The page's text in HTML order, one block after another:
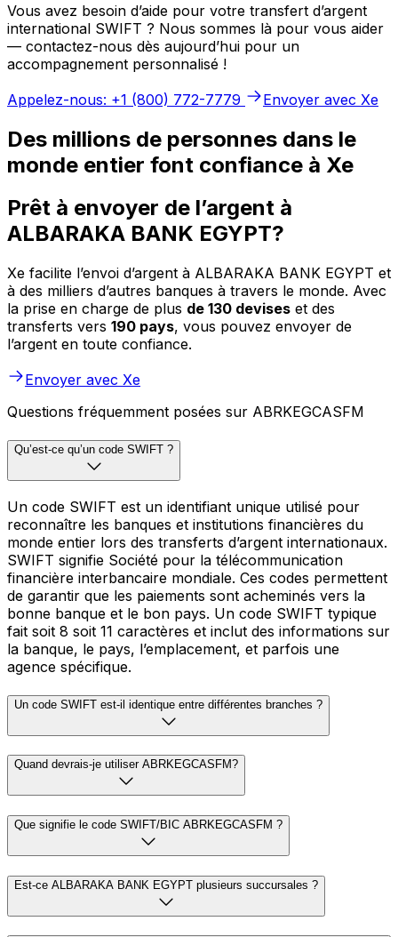
Vous avez besoin d’aide pour votre transfert d’argent
international SWIFT ? Nous sommes là pour vous aider
— contactez-nous dès aujourd’hui pour un
accompagnement personnalisé !
Appelez-nous: +1 (800) 772-7779
Envoyer avec Xe
Des millions de personnes dans le
monde entier font confiance à Xe
Prêt à envoyer de l’argent à
ALBARAKA BANK EGYPT?
Xe facilite l’envoi d’argent à ALBARAKA BANK EGYPT et
à des milliers d’autres banques à travers le monde. Avec
la prise en charge de plus de 130 devises et des
transferts vers 190 pays, vous pouvez envoyer de
l’argent en toute confiance.
Envoyer avec Xe
Questions fréquemment posées sur ABRKEGCASFM
Qu’est-ce qu’un code SWIFT ?
Un code SWIFT est un identifiant unique utilisé pour
reconnaître les banques et institutions financières du
monde entier lors des transferts d’argent internationaux.
SWIFT signifie Société pour la télécommunication
financière interbancaire mondiale. Ces codes permettent
de garantir que les paiements sont acheminés vers la
bonne banque et le bon pays. Un code SWIFT typique
fait soit 8 soit 11 caractères et inclut des informations sur
la banque, le pays, l’emplacement, et parfois une
agence spécifique.
Un code SWIFT est-il identique entre différentes branches ?
Quand devrais-je utiliser ABRKEGCASFM?
Que signifie le code SWIFT/BIC ABRKEGCASFM ?
Est-ce ALBARAKA BANK EGYPT plusieurs succursales ?